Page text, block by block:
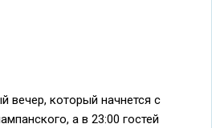
вечер, который начнется с
а в 23:00 гостей